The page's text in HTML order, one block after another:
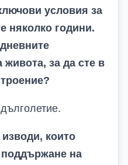
условия за
няколко години.
живота, за да сте в
които
поддържане на